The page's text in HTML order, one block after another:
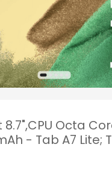
Octa
- Tab A7 Lite;